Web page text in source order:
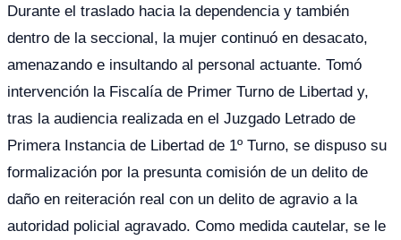
Durante el traslado hacia la dependencia y también
dentro de la seccional, la mujer continuó en desacato,
amenazando e insultando al personal actuante. Tomó
intervención la Fiscalía de Primer Turno de Libertad y,
tras la audiencia realizada en el Juzgado Letrado de
Primera Instancia de Libertad de 1º Turno, se dispuso su
formalización por la presunta comisión de un delito de
daño en reiteración real con un delito de agravio a la
autoridad policial agravado. Como medida cautelar, se le